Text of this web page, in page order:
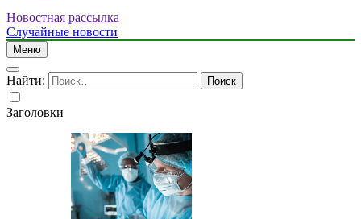
Новостная рассылка
Случайные новости
Меню
Найти:
Заголовки